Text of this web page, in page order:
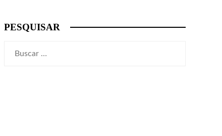
PESQUISAR